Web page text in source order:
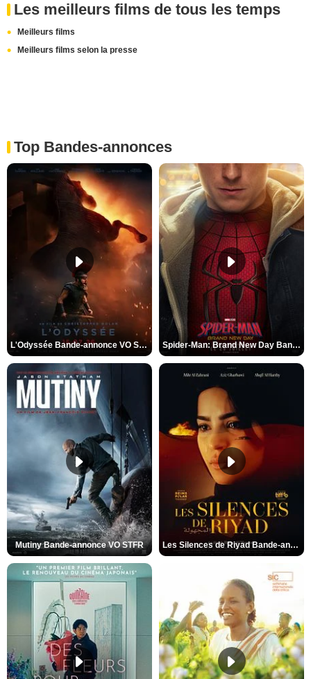
Les meilleurs films de tous les temps
Meilleurs films
Meilleurs films selon la presse
Top Bandes-annonces
L'Odyssée Bande-annonce VO STFR Spider-Man: Brand New Day Bande-annonce VO STFR
Mutiny Bande-annonce VO STFR Les Silences de Riyad Bande-annonce VO STFR